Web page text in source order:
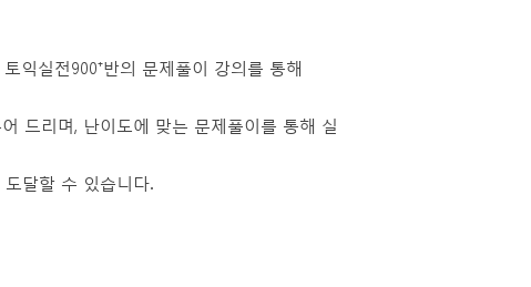
익실전900⁺반의 문제풀이 강의를 통해
드리며, 난이도에 맞는 문제풀이를 통해 실
달할 수 있습니다.